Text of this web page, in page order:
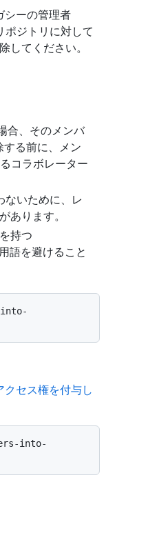
シーの管理者
ジトリに対して
してください。
合、そのメンバ
る前に、メン
コラボレーター
ないために、レ
あります。
を持つ
語を避けること
クセス権を付与し